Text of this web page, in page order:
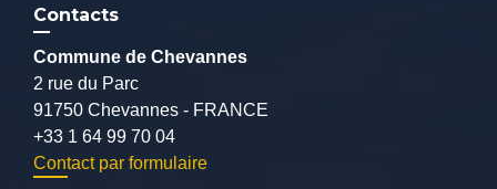
Contacts
Commune de Chevannes
2 rue du Parc
91750 Chevannes - FRANCE
+33 1 64 99 70 04
Contact par formulaire